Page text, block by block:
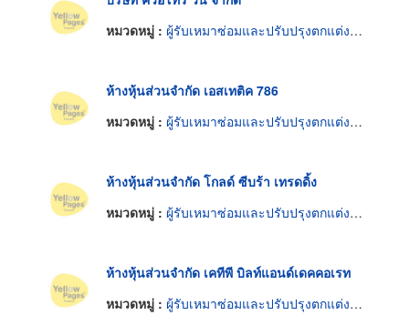
หมวดหมู่ : ผู้รับเหมาซ่อมและปรับปรุงตกแต่งและงานระบบอาคาร
ห้างหุ้นส่วนจำกัด เอสเทติค 786
หมวดหมู่ : ผู้รับเหมาซ่อมและปรับปรุงตกแต่งและงานระบบอาคาร
ห้างหุ้นส่วนจำกัด โกลด์ ซีบร้า เทรดดิ้ง
หมวดหมู่ : ผู้รับเหมาซ่อมและปรับปรุงตกแต่งและงานระบบอาคาร
ห้างหุ้นส่วนจำกัด เคทีพี บิลท์แอนด์เดคคอเรท
หมวดหมู่ : ผู้รับเหมาซ่อมและปรับปรุงตกแต่งและงานระบบอาคาร